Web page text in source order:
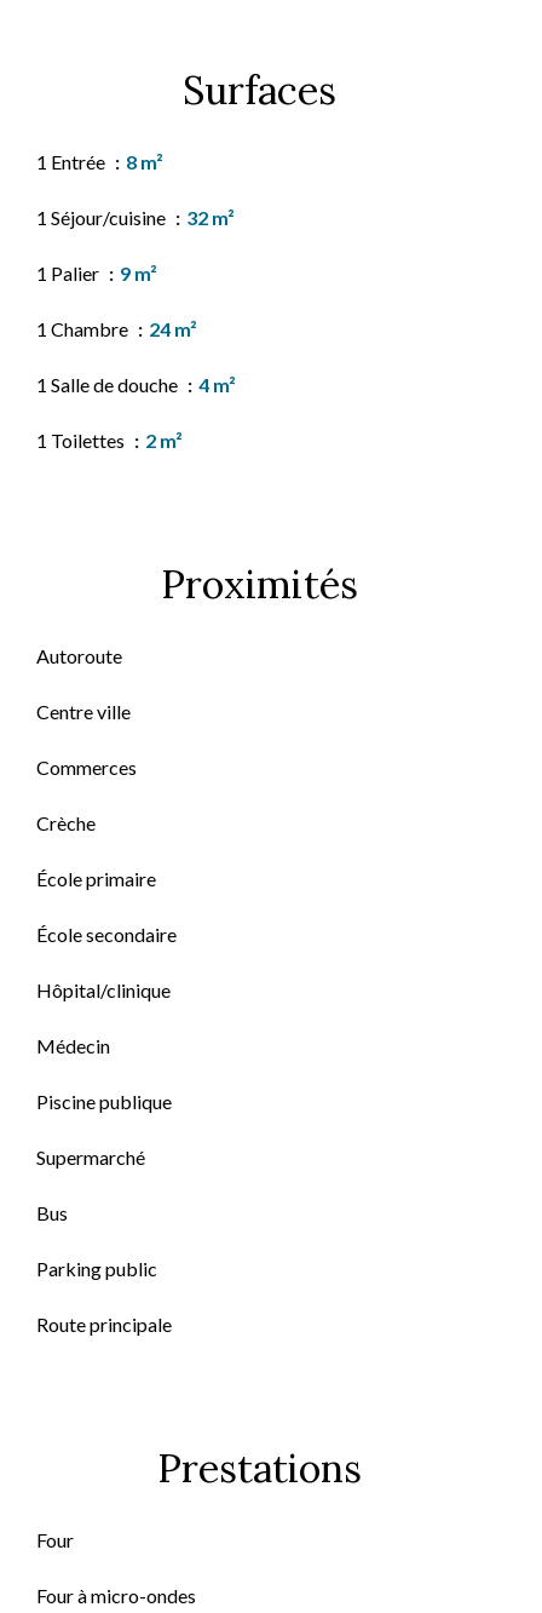
Surfaces
1 Entrée 8 m²
1 Séjour/cuisine 32 m²
1 Palier 9 m²
1 Chambre 24 m²
1 Salle de douche 4 m²
1 Toilettes 2 m²
Proximités
Autoroute
Centre ville
Commerces
Crèche
École primaire
École secondaire
Hôpital/clinique
Médecin
Piscine publique
Supermarché
Bus
Parking public
Route principale
Prestations
Four
Four à micro-ondes